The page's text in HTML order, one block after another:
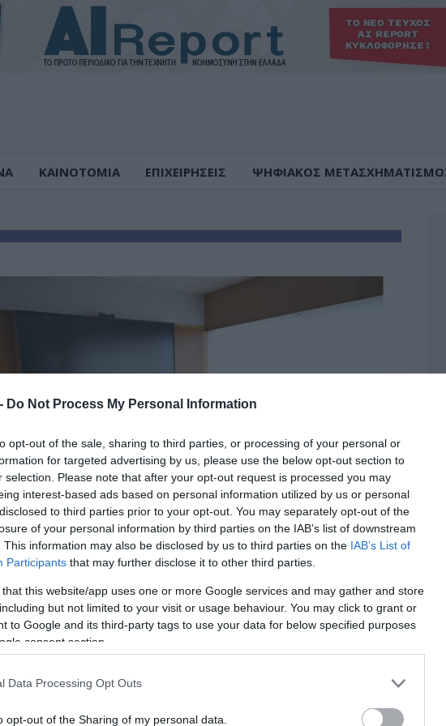
Do Not Process My Personal Information
opt-out of the sale, sharing to third parties, or processing of your personal or
for targeted advertising by us, please use the below opt-out section to
selection. Please note that after your opt-out request is processed you may
interest-based ads based on personal information utilized by us or personal
to third parties prior to your opt-out. You may separately opt-out of the
of your personal information by third parties on the IAB’s list of downstream
This information may also be disclosed by us to third parties on the IAB’s List of
Participants that may further disclose it to other third parties.
that this website/app uses one or more Google services and may gather and store
but not limited to your visit or usage behaviour. You may click to grant or
to Google and its third-party tags to use your data for below specified purposes
consent section.
Data Processing Opt Outs
opt-out of the Sharing of my personal data.
ΚΑΙΝΟΤΟΜΙΑ ΕΠΙΧΕΙΡΗΣΕΙΣ ΨΗΦΙΑΚΟΣ